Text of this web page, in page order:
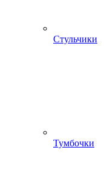
Стульчики
Тумбочки